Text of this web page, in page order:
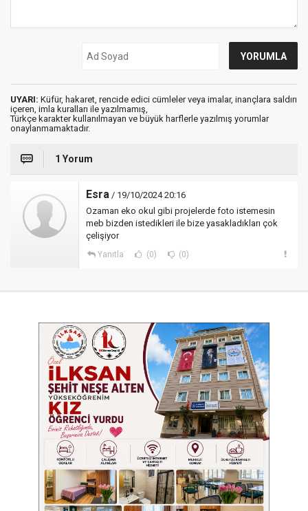
UYARI: Küfür, hakaret, rencide edici cümleler veya imalar, inançlara saldırı
içeren, imla kuralları ile yazılmamış,
Türkçe karakter kullanılmayan ve büyük harflerle yazılmış yorumlar
onaylanmamaktadır.
1 Yorum
Esra / 19/10/2024 20:16
Ozaman eko okul gibi projelerde foto istemesin
meb bizden istedikleri ile bize yasakladıkları çok
çelişiyor
Yanıtla (0) (0)